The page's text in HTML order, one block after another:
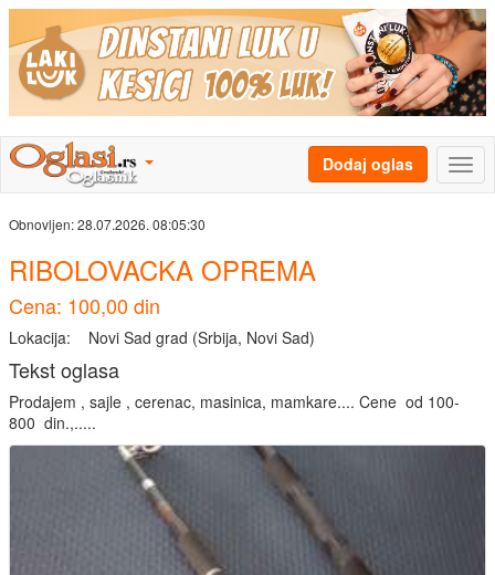
Dodaj oglas
Obnovljen:28.07.2026. 08:05:30
RIBOLOVACKA OPREMA
Cena: 100,00 din
Lokacija: Novi Sad grad (Srbija, Novi Sad)
Tekst oglasa
Prodajem , sajle , cerenac, masinica, mamkare.... Cene od 100-
800 din.,.....